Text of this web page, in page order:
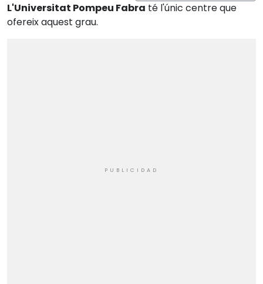
L'Universitat Pompeu Fabra té l'únic centre que
ofereix aquest grau.